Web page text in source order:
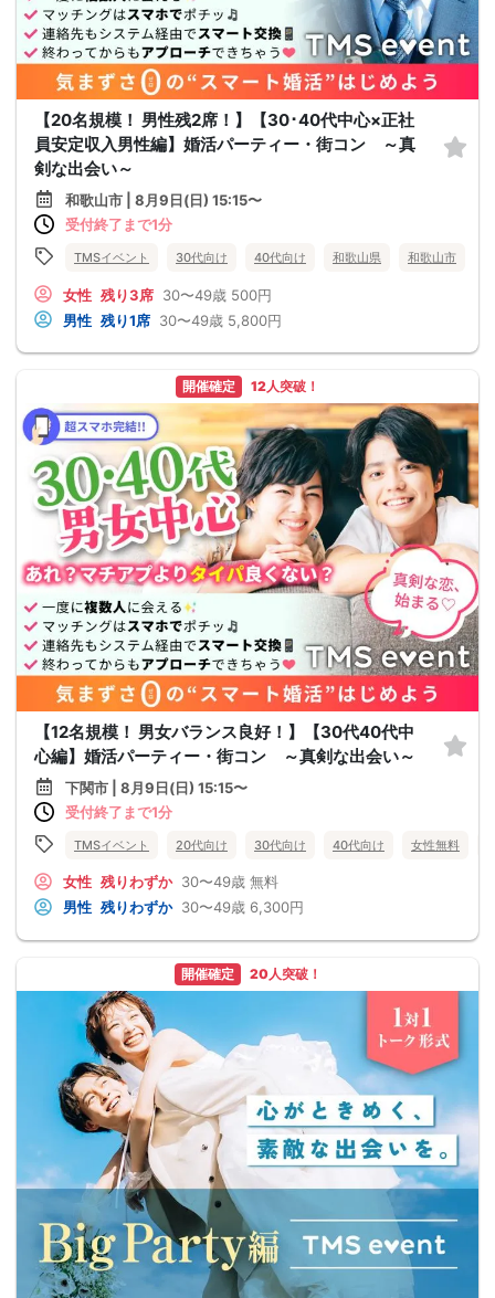
【20名規模！ 男性残2席！】【30･40代中心×正社
員安定収入男性編】婚活パーティー・街コン ～真
剣な出会い～
和歌山市 | 8月9日(日) 15:15〜
受付終了まで1分
TMSイベント 30代向け 40代向け 和歌山県 和歌山市
女性 残り3席 30〜49歳 500円
男性 残り1席 30〜49歳 5,800円
開催確定 12人突破！
【12名規模！ 男女バランス良好！】【30代40代中
心編】婚活パーティー・街コン ～真剣な出会い～
下関市 | 8月9日(日) 15:15〜
受付終了まで1分
TMSイベント 20代向け 30代向け 40代向け 女性無料
女性 残りわずか 30〜49歳 無料
男性 残りわずか 30〜49歳 6,300円
開催確定 20人突破！